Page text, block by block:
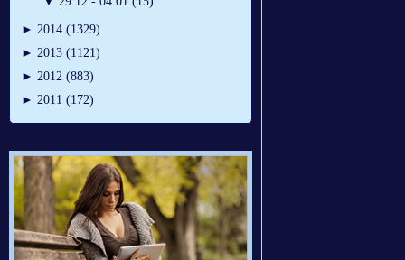
► 2014 (1329)
► 2013 (1121)
► 2012 (883)
► 2011 (172)